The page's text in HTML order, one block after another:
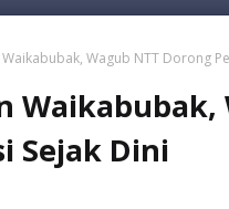
Waikabubak, Wagub NTT Dorong
Waikabubak,
Sejak Dini